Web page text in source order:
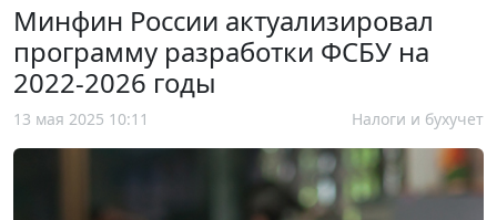
Минфин России актуализировал
программу разработки ФСБУ на
2022-2026 годы
13 мая 2025 10:11 Налоги и бухучет